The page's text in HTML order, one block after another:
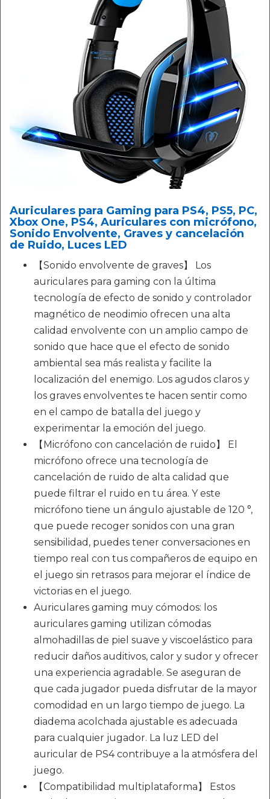
Auriculares para Gaming para PS4, PS5, PC,
Xbox One, PS4, Auriculares con micrófono,
Sonido Envolvente, Graves y cancelación
de Ruido, Luces LED
【Sonido envolvente de graves】 Los
auriculares para gaming con la última
tecnología de efecto de sonido y controlador
magnético de neodimio ofrecen una alta
calidad envolvente con un amplio campo de
sonido que hace que el efecto de sonido
ambiental sea más realista y facilite la
localización del enemigo. Los agudos claros y
los graves envolventes te hacen sentir como
en el campo de batalla del juego y
experimentar la emoción del juego.
【Micrófono con cancelación de ruido】 El
micrófono ofrece una tecnología de
cancelación de ruido de alta calidad que
puede filtrar el ruido en tu área. Y este
micrófono tiene un ángulo ajustable de 120 °,
que puede recoger sonidos con una gran
sensibilidad, puedes tener conversaciones en
tiempo real con tus compañeros de equipo en
el juego sin retrasos para mejorar el índice de
victorias en el juego.
Auriculares gaming muy cómodos: los
auriculares gaming utilizan cómodas
almohadillas de piel suave y viscoelástico para
reducir daños auditivos, calor y sudor y ofrecer
una experiencia agradable. Se aseguran de
que cada jugador pueda disfrutar de la mayor
comodidad en un largo tiempo de juego. La
diadema acolchada ajustable es adecuada
para cualquier jugador. La luz LED del
auricular de PS4 contribuye a la atmósfera del
juego.
【Compatibilidad multiplataforma】 Estos